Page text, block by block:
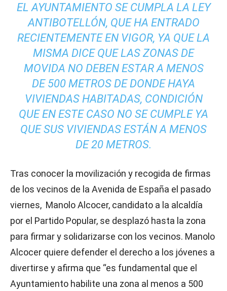
EL AYUNTAMIENTO SE CUMPLA LA LEY
ANTIBOTELLÓN, QUE HA ENTRADO
RECIENTEMENTE EN VIGOR, YA QUE LA
MISMA DICE QUE LAS ZONAS DE
MOVIDA NO DEBEN ESTAR A MENOS
DE 500 METROS DE DONDE HAYA
VIVIENDAS HABITADAS, CONDICIÓN
QUE EN ESTE CASO NO SE CUMPLE YA
QUE SUS VIVIENDAS ESTÁN A MENOS
DE 20 METROS.
Tras conocer la movilización y recogida de firmas
de los vecinos de la Avenida de España el pasado
viernes, Manolo Alcocer, candidato a la alcaldía
por el Partido Popular, se desplazó hasta la zona
para firmar y solidarizarse con los vecinos. Manolo
Alcocer quiere defender el derecho a los jóvenes a
divertirse y afirma que “es fundamental que el
Ayuntamiento habilite una zona al menos a 500